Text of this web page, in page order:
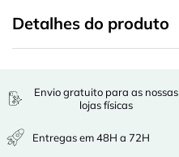
Detalhes do produto
Envio gratuito para as nossas
lojas físicas
Entregas em 48H a 72H